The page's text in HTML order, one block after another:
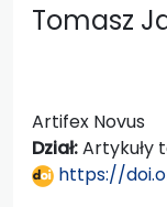
Tomasz
Artifex Novus
Dział:Artykuły
https://